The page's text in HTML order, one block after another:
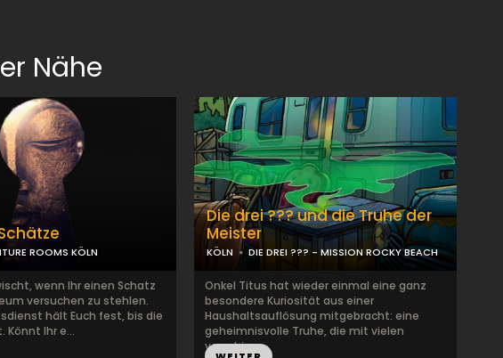
Nähe
ROOMS KÖLN
wenn Ihr einen Schatz
versuchen zu stehlen.
hält Euch fest, bis die
Könnt Ihr e...
Die drei ??? und die Truhe der
Meister
KÖLN DIE DREI ??? - MISSION ROCKY BEACH
Onkel Titus hat wieder einmal eine ganz
besondere Kuriosität aus einer
Haushaltsauflösung mitgebracht: eine
geheimnisvolle Truhe, die mit vielen
verschi...